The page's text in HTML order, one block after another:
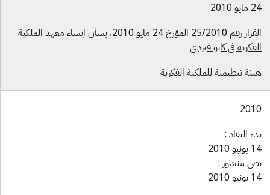
القرار رقم 25/2010 المؤرخ 24 مايو 2010، بشأن إنشاء معهد الملكية
في كابو فيردي
تنظيمية للملكية الفكرية
النفاذ :
منشور :